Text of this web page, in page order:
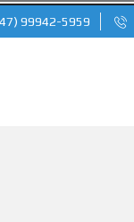
99942-5959